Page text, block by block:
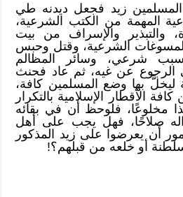
المسلمين زيد فجعل ديدنه طي
المهمة من الكتب الشرعية،
والتبذير والإسراف من بيت
المسوغات الشرعية، وقتل وحبس
سبب شرعي، وسائر المظالم
الرجوع عن غيه، ثم عاد فحنث
بها وضع المسلمين كافة،
الأقطار الإسلامية بالتكرار
مخلوعًا، فلوحظ أن في بقائه
صلاحًا، فهل يجب على أهل
أن يعرضوا على زيد المذكور
أو خلعه من قبلهم؟!